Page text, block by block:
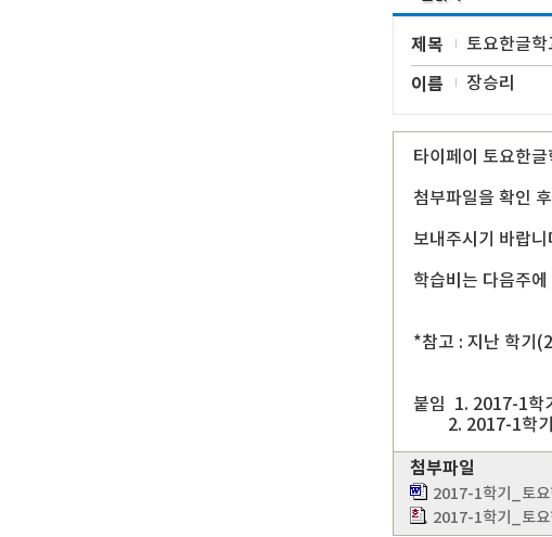
제목 토요한글
이름 장승리
타이페이 토요한
첨부파일을 확인
보내주시기 바랍니
학습비는 다음주
*참고 : 지난 학기
붙임 1. 2017-1학
2. 2017-1학기
첨부파일
2017-1학기_토
2017-1학기_토